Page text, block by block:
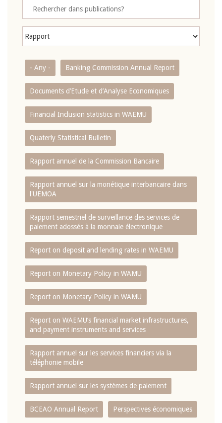
- Any - Banking Commission Annual Report
Documents d’Etude et d’Analyse Economiques
Financial Inclusion statistics in WAEMU
Quaterly Statistical Bulletin
Rapport annuel de la Commission Bancaire
Rapport annuel sur la monétique interbancaire dans
l'UEMOA
Rapport semestriel de surveillance des services de
paiement adossés à la monnaie électronique
Report on deposit and lending rates in WAEMU
Report on Monetary Policy in WAMU
Report on Monetary Policy in WAMU
Report on WAEMU’s financial market infrastructures,
and payment instruments and services
Rapport annuel sur les services financiers via la
téléphonie mobile
Rapport annuel sur les systèmes de paiement
BCEAO Annual Report Perspectives économiques